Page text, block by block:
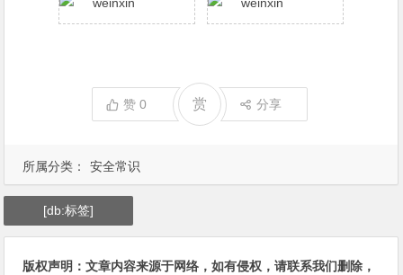
所属分类： 安全常识
赞0 赏 分享
[db:标签]
版权声明：文章内容来源于网络，如有侵权，请联系我们删除，